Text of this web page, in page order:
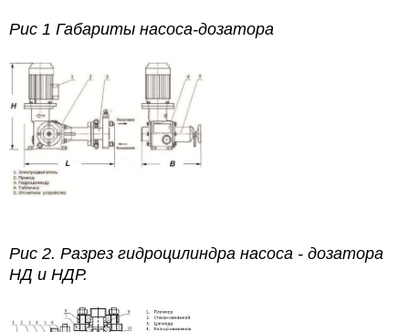
Рис 1 Габариты насоса-дозатора
Рис 2. Разрез гидроцилиндра насоса - дозатора
НД и НДР.